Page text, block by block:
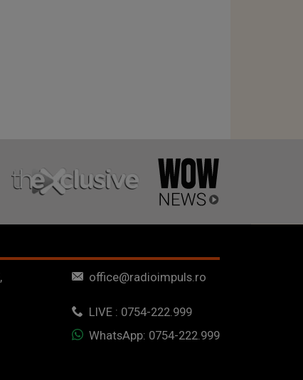
office@radioimpuls.ro
LIVE : 0754-222.999
WhatsApp: 0754-222.999